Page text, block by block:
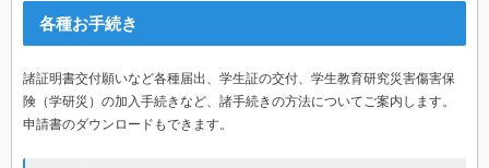
各種お手続き
諸証明書交付願いなど各種届出、学生証の交付、学生教育研究災害傷害保
険（学研災）の加入手続きなど、諸手続きの方法についてご案内します。
申請書のダウンロードもできます。